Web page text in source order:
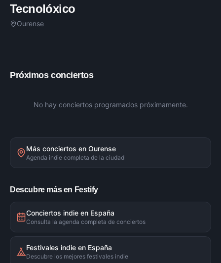
Tecnolóxico
Ourense
Próximos conciertos
No hay conciertos programados próximamente.
Más conciertos en Ourense
Agenda indie completa de la ciudad
Descubre más en Festify
Conciertos indie en España
Consulta la agenda completa de conciertos
Festivales indie en España
Descubre los mejores festivales indie